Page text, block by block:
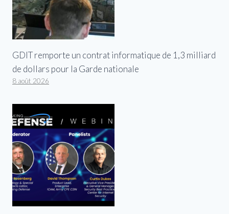
GDIT remporte un contrat informatique de 1,3 milliard
de dollars pour la Garde nationale
8 août 2026